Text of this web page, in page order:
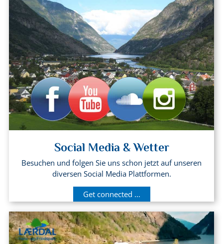
Social Media & Wetter
Besuchen und folgen Sie uns schon jetzt auf unseren
diversen Social Media Plattformen.
Get connected ...